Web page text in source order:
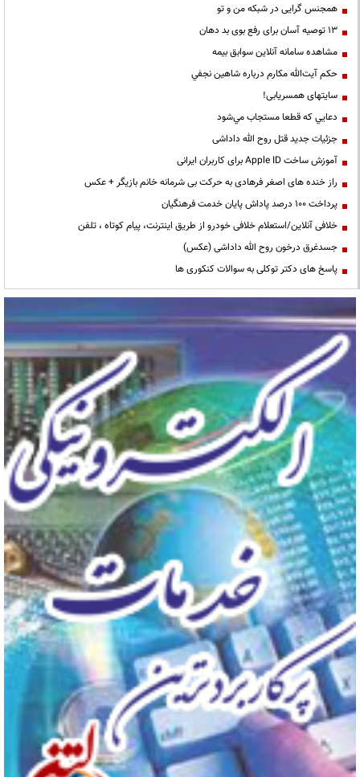
همجنس گرایی در شبکه من و تو
13 توصیه آسان برای رفع بوی بد دهان
مشاهده سامانه آنلاين سوابق بیمه
حكم آيت‌الله مكارم درباره شاهين نجفي
سایتهای همسریابی!
دعايي كه قطعا مستجاب مي‌شود
جزئیات جدید قتل روح الله داداشی
آموزش ساخت Apple ID برای کاربران ایرانی
راز خنده های اصغر فرهادی به حرکت بی شرمانه خانم بازیگر + عکس
پرداخت ۱۰۰ درصد پاداش پایان خدمت فرهنگیان
خلافی آنلاین/استعلام خلافی خودرو از طریق اینترنت، پیام کوتاه ، تلفن
جسدغرق درخون روح الله داداشی (عکس)
پاسخ های دکتر توکلی به سوالات کنکوری ها